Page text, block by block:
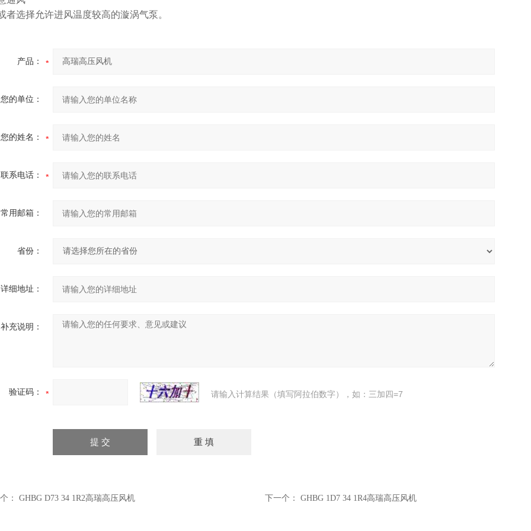
者选择允许进风温度较高的漩涡气泵。
产品：
您的单位：
您的姓名：
联系电话：
常用邮箱：
省份：
详细地址：
补充说明：
验证码： 请输入计算结果（填写阿拉伯数字），如：三加四=7
： GHBG D73 34 1R2高瑞高压风机 下一个： GHBG 1D7 34 1R4高瑞高压风机